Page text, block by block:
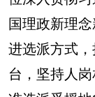
国理政新理
进选派方式
台，坚持人